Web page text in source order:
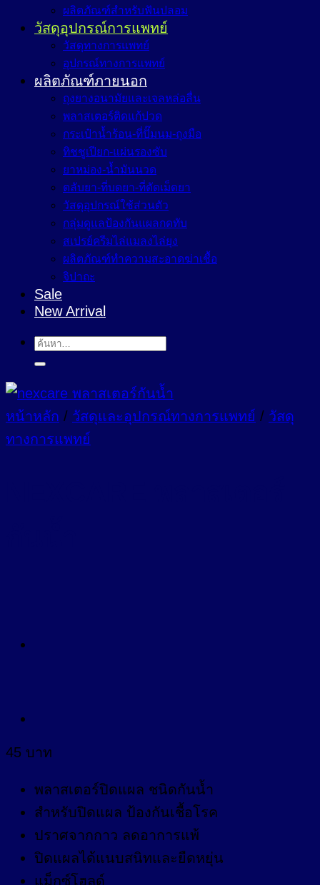
ผลิตภัณฑ์สำหรับฟันปลอม
วัสดุอุปกรณ์การแพทย์
วัสดุทางการแพทย์
อุปกรณ์ทางการแพทย์
ผลิตภัณฑ์ภายนอก
ถุงยางอนามัยและเจลหล่อลื่น
พลาสเตอร์ติดแก้ปวด
กระเป๋าน้ำร้อน-ที่ปั๊มนม-ถุงมือ
ทิชชูเปียก-แผ่นรองซับ
ยาหม่อง-น้ำมันนวด
ตลับยา-ที่บดยา-ที่ตัดเม็ดยา
วัสดุอุปกรณ์ใช้ส่วนตัว
กลุ่มดูแลป้องกันแผลกดทับ
สเปรย์ครีมไล่แมลงไล่ยุง
ผลิตภัณฑ์ทำความสะอาดฆ่าเชื้อ
จิปาถะ
Sale
New Arrival
ค้นหา:
หน้าหลัก / วัสดุและอุปกรณ์ทางการแพทย์ / วัสดุ
ทางการแพทย์
45 บาท
พลาสเตอร์ปิดแผล ชนิดกันน้ำ
สำหรับปิดแผล ป้องกันเชื้อโรค
ปราศจากกาว ลดอาการแพ้
ปิดแผลได้แนบสนิทและยืดหยุ่น
แม็กซ์โฮลด์